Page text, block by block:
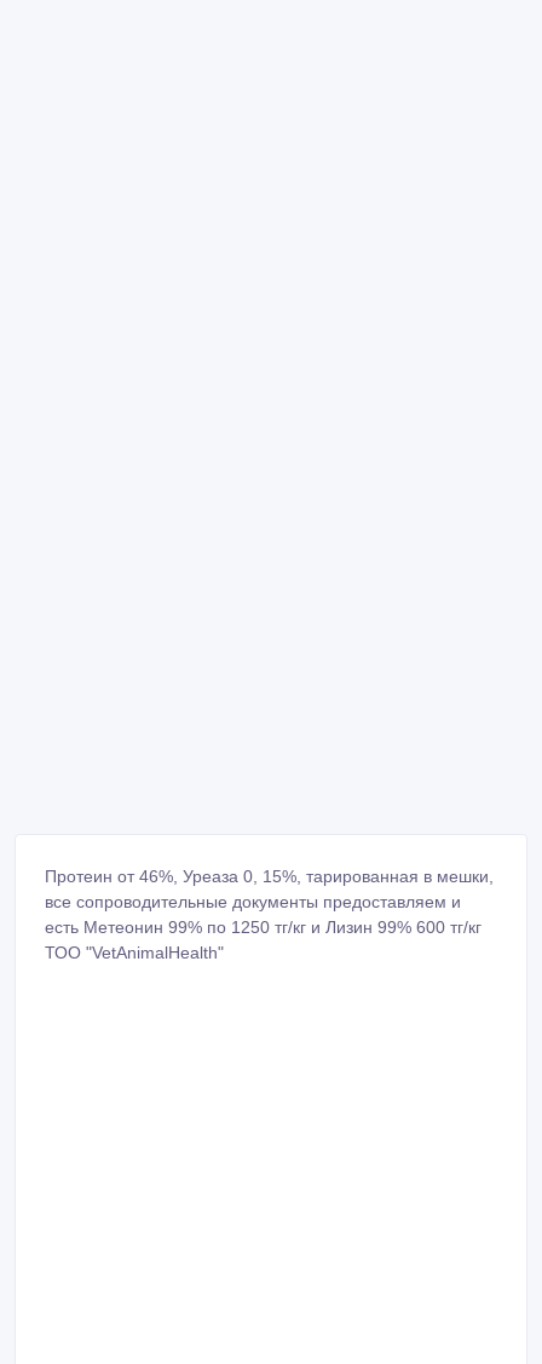
Протеин от 46%, Уреаза 0, 15%, тарированная в мешки,
все сопроводительные документы предоставляем и
есть Метеонин 99% по 1250 тг/кг и Лизин 99% 600 тг/кг
ТОО "VetAnimalHealth"